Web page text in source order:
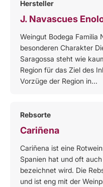
Hersteller
J. Navascues
Weingut Bodega Familia
besonderen Charakter
Saragossa steht wie
Region für das Ziel des
Vorzüge der Region in...
Rebsorte
Cariñena
Cariñena ist eine
Spanien hat und oft
bezeichnet wird. Die
und ist eng mit der